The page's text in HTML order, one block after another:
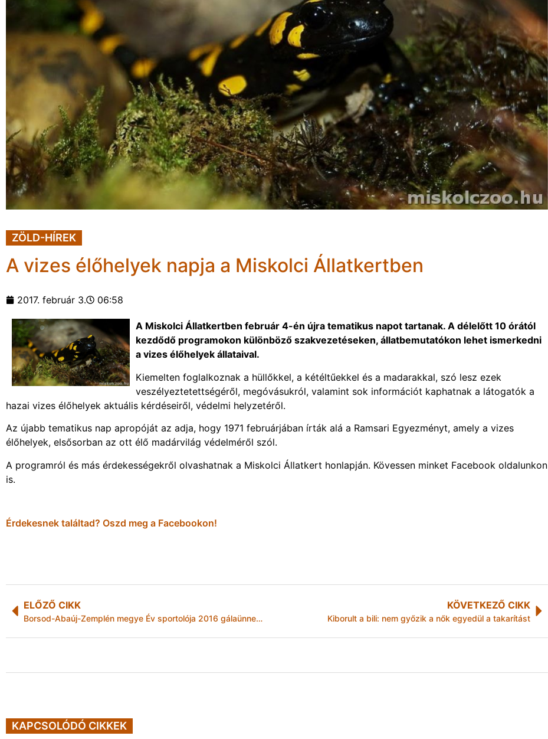
ZÖLD-HÍREK
A vizes élőhelyek napja a Miskolci Állatkertben
2017. február 3. 06:58
A Miskolci Állatkertben február 4-én újra tematikus napot tartanak. A délelőtt 10 órától
kezdődő programokon különböző szakvezetéseken, állatbemutatókon lehet ismerkedni
a vizes élőhelyek állataival.
Kiemelten foglalkoznak a hüllőkkel, a kétéltűekkel és a madarakkal, szó lesz ezek
veszélyeztetettségéről, megóvásukról, valamint sok információt kaphatnak a látogatók a
hazai vizes élőhelyek aktuális kérdéseiről, védelmi helyzetéről.
Az újabb tematikus nap apropóját az adja, hogy 1971 februárjában írták alá a Ramsari Egyezményt, amely a vizes
élőhelyek, elsősorban az ott élő madárvilág védelméről szól.
A programról és más érdekességekről olvashatnak a Miskolci Állatkert honlapján. Kövessen minket Facebook oldalunkon
is.
Érdekesnek találtad? Oszd meg a Facebookon!
ELŐZŐ CIKK
Borsod-Abaúj-Zemplén megye Év sportolója 2016 gálaünnepség: a legjobb versenyzőket díjaztuk
KÖVETKEZŐ CIKK
Kiborult a bili: nem győzik a nők egyedül a takarítást
KAPCSOLÓDÓ CIKKEK